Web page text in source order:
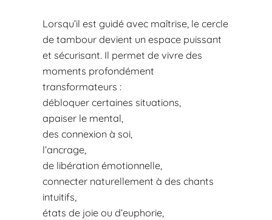
Lorsqu’il est guidé avec maîtrise, le cercle
de tambour devient un espace puissant
et sécurisant. Il permet de vivre des
moments profondément
transformateurs :
débloquer certaines situations,
apaiser le mental,
des connexion à soi,
l’ancrage,
de libération émotionnelle,
connecter naturellement à des chants
intuitifs,
états de joie ou d’euphorie,